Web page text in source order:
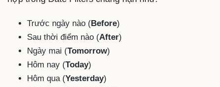
Trước ngày nào (Before)
Sau thời điểm nào (After)
Ngày mai (Tomorrow)
Hôm nay (Today)
Hôm qua (Yesterday)